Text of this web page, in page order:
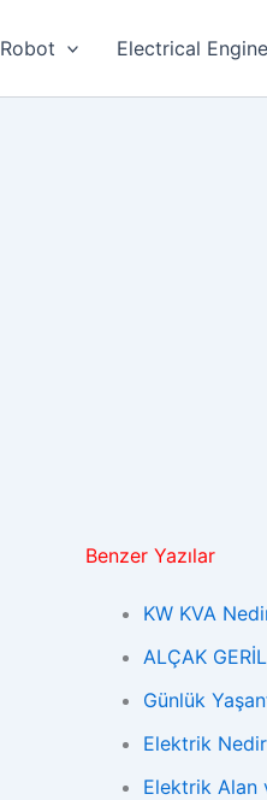
Robot Electrical
Benzer Yazılar
KW KVA
ALÇAK
Günlük
Elektrik
Elektrik Alan